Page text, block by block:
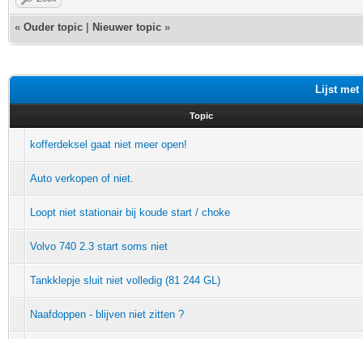
« Ouder topic Nieuwer topic »
Lijst met
Topic
kofferdeksel gaat niet meer open!
Auto verkopen of niet.
Loopt niet stationair bij koude start / choke
Volvo 740 2.3 start soms niet
Tankklepje sluit niet volledig (81 244 GL)
Naafdoppen - blijven niet zitten ?